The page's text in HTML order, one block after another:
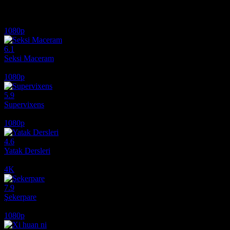
1080p
6.1
Seksi Maceram
1080p
5.9
Supervixens
1080p
4.6
Yatak Dersleri
4K
7.9
Şekerpare
1080p